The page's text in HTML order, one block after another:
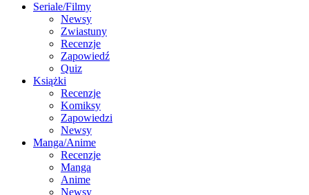
Seriale/Filmy
Newsy
Zwiastuny
Recenzje
Zapowiedź
Quiz
Książki
Recenzje
Komiksy
Zapowiedzi
Newsy
Manga/Anime
Recenzje
Manga
Anime
Newsy